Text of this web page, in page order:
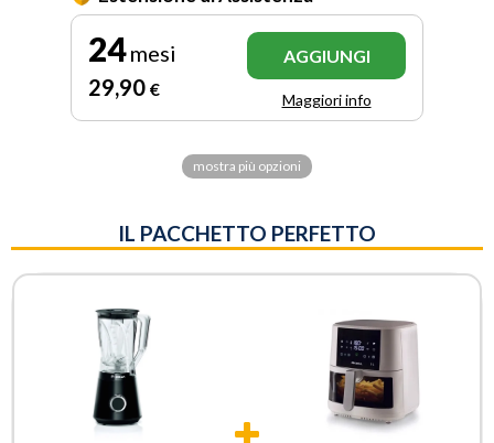
24mesi
29,90 €
AGGIUNGI
Maggiori info
mostra più opzioni
IL PACCHETTO PERFETTO